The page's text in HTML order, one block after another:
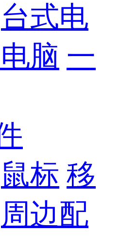
台式电
脑 一
鼠标 移
周边配